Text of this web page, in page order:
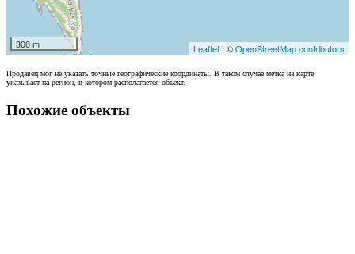
300 m Leaflet | ©OpenStreetMap contributors
Продавец мог не указать точные географические координаты. В таком случае метка на карте
указывает на регион, в котором располагается объект.
Похожие объекты